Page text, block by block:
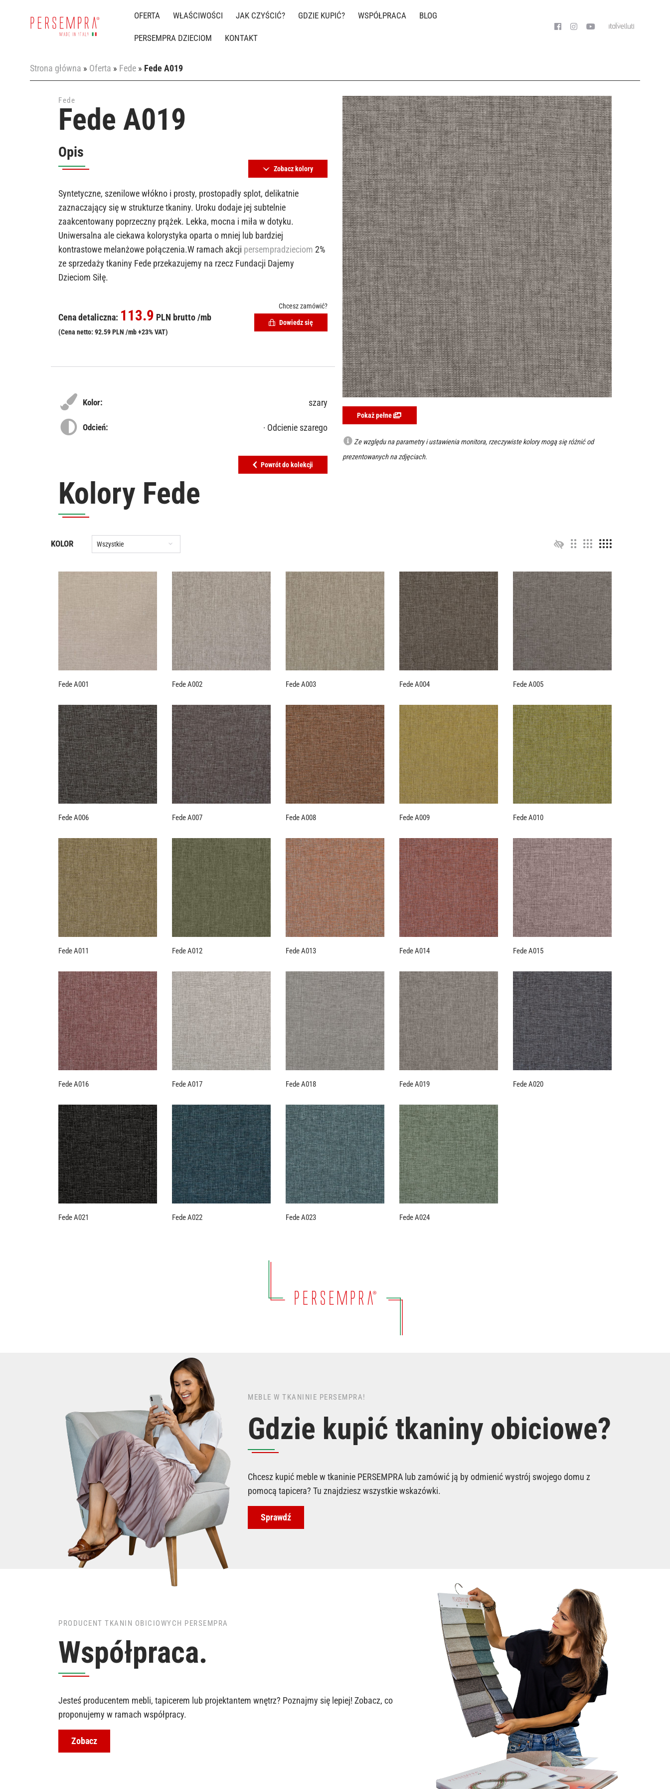
OFERTA WŁAŚCIWOŚCI JAK CZYŚCIĆ? GDZIE KUPIĆ? WSPÓŁPRACA BLOG
PERSEMPRA DZIECIOM KONTAKT
Strona główna » Oferta » Fede » Fede A019
Fede
Fede A019
Opis
Zobacz kolory
Syntetyczne, szenilowe włókno i prosty, prostopadły splot, delikatnie
zaznaczający się w strukturze tkaniny. Uroku dodaje jej subtelnie
zaakcentowany poprzeczny prążek. Lekka, mocna i miła w dotyku.
Uniwersalna ale ciekawa kolorystyka oparta o mniej lub bardziej
kontrastowe melanżowe połączenia.W ramach akcji persempradzieciom 2%
ze sprzedaży tkaniny Fede przekazujemy na rzecz Fundacji Dajemy
Dzieciom Siłę.
Cena detaliczna: 113.9 PLN brutto /mb
(Cena netto: 92.59 PLN /mb +23% VAT)
Chcesz zamówić?
Dowiedz się
Kolor: szary
Odcień: · Odcienie szarego
Powrót do kolekcji
Pokaż pełne
Ze względu na parametry i ustawienia monitora, rzeczywiste kolory mogą się różnić od
prezentowanych na zdjęciach.
Kolory Fede
KOLOR Wszystkie
Fede A001 Fede A002 Fede A003 Fede A004 Fede A005
Fede A006 Fede A007 Fede A008 Fede A009 Fede A010
Fede A011 Fede A012 Fede A013 Fede A014 Fede A015
Fede A016 Fede A017 Fede A018 Fede A019 Fede A020
Fede A021 Fede A022 Fede A023 Fede A024
MEBLE W TKANINIE PERSEMPRA!
Gdzie kupić tkaniny obiciowe?
Chcesz kupić meble w tkaninie PERSEMPRA lub zamówić ją by odmienić wystrój swojego domu z
pomocą tapicera? Tu znajdziesz wszystkie wskazówki.
Sprawdź
PRODUCENT TKANIN OBICIOWYCH PERSEMPRA
Współpraca.
Jesteś producentem mebli, tapicerem lub projektantem wnętrz? Poznajmy się lepiej! Zobacz, co
proponujemy w ramach współpracy.
Zobacz